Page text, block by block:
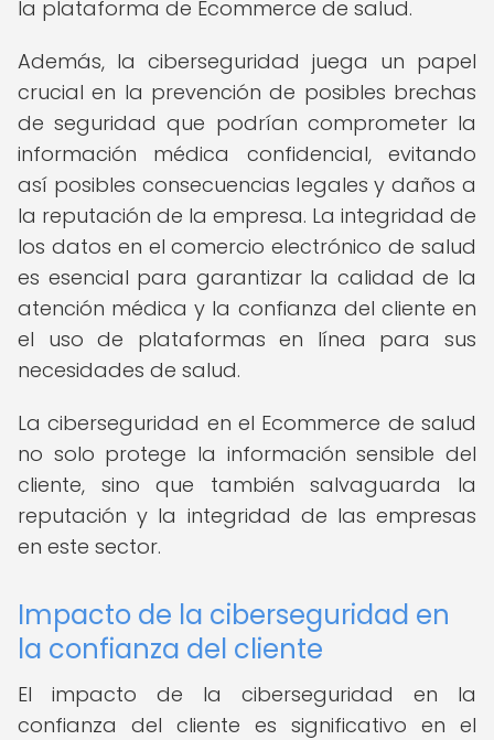
la plataforma de Ecommerce de salud.
Además, la ciberseguridad juega un papel
crucial en la prevención de posibles brechas
de seguridad que podrían comprometer la
información médica confidencial, evitando
así posibles consecuencias legales y daños a
la reputación de la empresa. La integridad de
los datos en el comercio electrónico de salud
es esencial para garantizar la calidad de la
atención médica y la confianza del cliente en
el uso de plataformas en línea para sus
necesidades de salud.
La ciberseguridad en el Ecommerce de salud
no solo protege la información sensible del
cliente, sino que también salvaguarda la
reputación y la integridad de las empresas
en este sector.
Impacto de la ciberseguridad en
la confianza del cliente
El impacto de la ciberseguridad en la
confianza del cliente es significativo en el